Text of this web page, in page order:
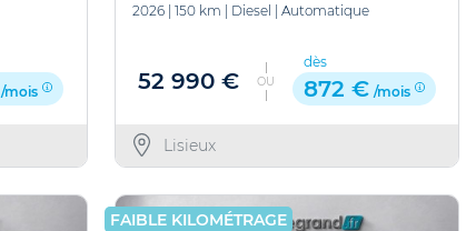
/mois
2026| 150 km | Diesel | Automatique
52 990 € OU
dès
872 € /mois
Lisieux
FAIBLE KILOMÉTRAGE